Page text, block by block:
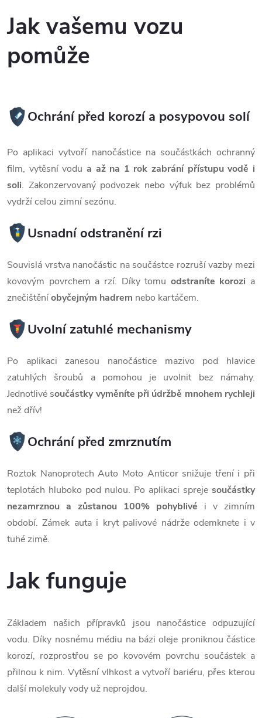
Jak vašemu vozu
pomůže
Ochrání před korozí a posypovou solí
Po aplikaci vytvoří nanočástice na součástkách ochranný
film, vytěsní vodu a až na 1 rok zabrání přístupu vodě i
soli. Zakonzervovaný podvozek nebo výfuk bez problémů
vydrží celou zimní sezónu.
Usnadní odstranění rzi
Souvislá vrstva nanočástic na součástce rozruší vazby mezi
kovovým povrchem a rzí. Díky tomu odstraníte korozi a
znečištěníobyčejným hadrem nebo kartáčem.
Uvolní zatuhlé mechanismy
Po aplikaci zanesou nanočástice mazivo pod hlavice
zatuhlých šroubů a pomohou je uvolnit bez námahy.
Jednotlivé součástky vyměníte při údržbě mnohem rychleji
než dřív!
Ochrání před zmrznutím
Roztok Nanoprotech Auto Moto Anticor snižuje tření i při
teplotách hluboko pod nulou. Po aplikaci spreje součástky
nezamrznou a zůstanou 100% pohyblivé i v zimním
období. Zámek auta i kryt palivové nádrže odemknete i v
tuhé zimě.
Jak funguje
Základem našich přípravků jsou nanočástice odpuzující
vodu. Díky nosnému médiu na bázi oleje proniknou částice
korozí, rozprostřou se po kovovém povrchu součástek a
přilnou k nim. Vytěsní vlhkost a vytvoří bariéru, přes kterou
další molekuly vody už neprojdou.